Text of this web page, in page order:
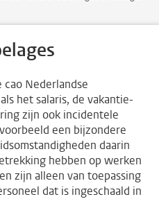
cao Nederlandse
het salaris, de vakantie-
zijn ook incidentele
een bijzondere
daarin
hebben op werken
zijn alleen van toepassing
dat is ingeschaald in